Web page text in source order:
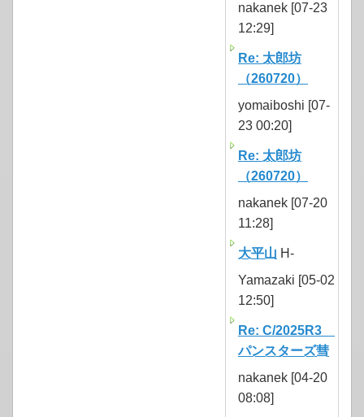
nakanek [07-23
12:29]
Re: 太郎坊
（260720）
yomaiboshi [07-
23 00:20]
Re: 太郎坊
（260720）
nakanek [07-20
11:28]
大平山 H-
Yamazaki [05-02
12:50]
Re: C/2025R3
パンスターズ彗
nakanek [04-20
08:08]